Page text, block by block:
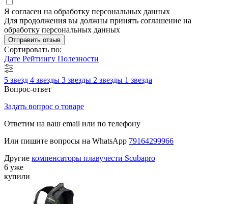
Я согласен на обработку персональных данных
Для продолжения вы должны принять соглашение на
обработку персональных данных
Отправить отзыв
Сортировать по:
Дате Рейтингу Полезности
5 звезд 4 звезды 3 звезды 2 звезды 1 звезда
Вопрос-ответ
Задать вопрос о товаре
Ответим на ваш email или по телефону
Или пишите вопросы на WhatsApp 79164299966
Другие компенсаторы плавучести Scubapro
6 уже
купили